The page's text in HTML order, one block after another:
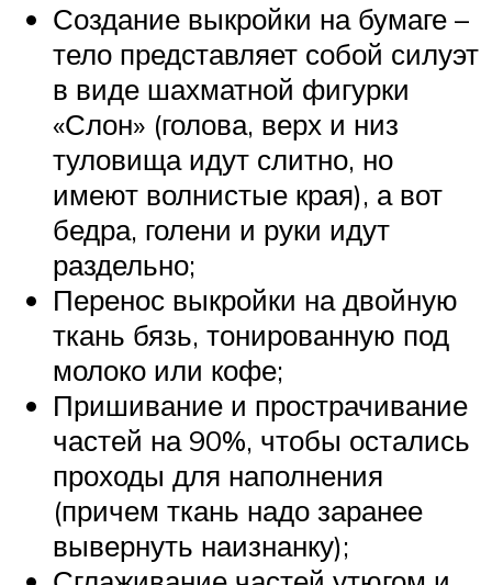
Создание выкройки на бумаге –
тело представляет собой силуэт
в виде шахматной фигурки
«Слон» (голова, верх и низ
туловища идут слитно, но
имеют волнистые края), а вот
бедра, голени и руки идут
раздельно;
Перенос выкройки на двойную
ткань бязь, тонированную под
молоко или кофе;
Пришивание и прострачивание
частей на 90%, чтобы остались
проходы для наполнения
(причем ткань надо заранее
вывернуть наизнанку);